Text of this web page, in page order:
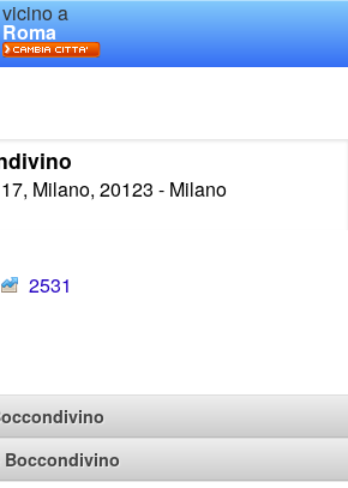
vicino a
Roma
Milano, 20123 - Milano
2531
Boccondivino